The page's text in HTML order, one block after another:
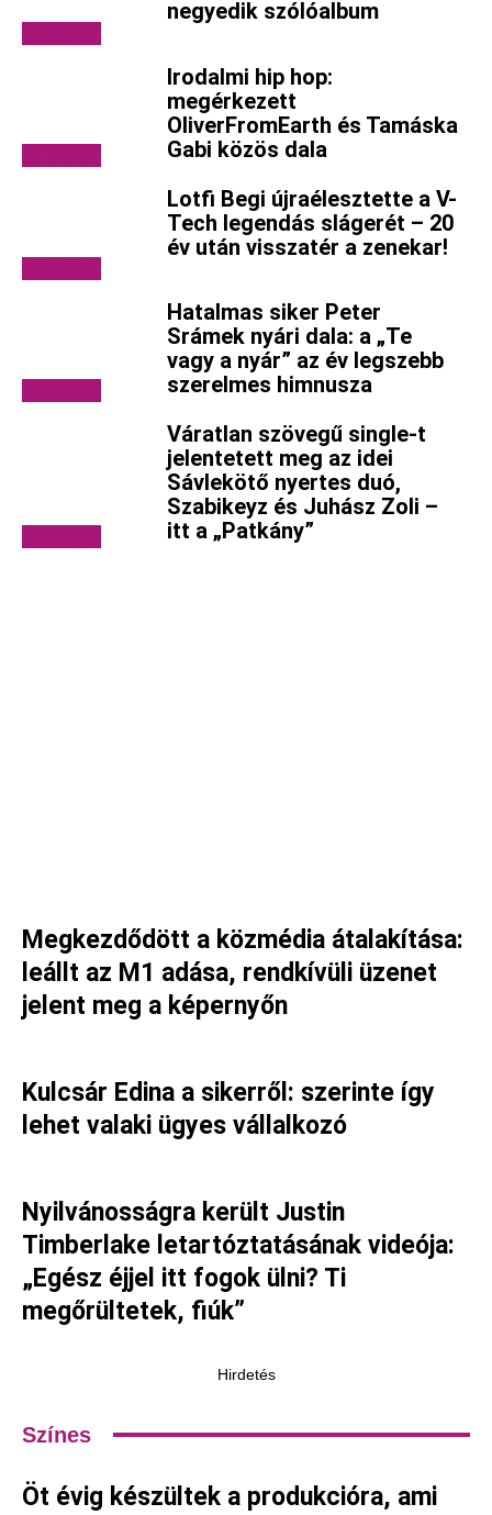
negyedik szólóalbum
Irodalmi hip hop:
megérkezett
OliverFromEarth és Tamáska
Gabi közös dala
Lotfi Begi újraélesztette a V-
Tech legendás slágerét – 20
év után visszatér a zenekar!
Hatalmas siker Peter
Srámek nyári dala: a „Te
vagy a nyár” az év legszebb
szerelmes himnusza
Váratlan szövegű single-t
jelentetett meg az idei
Sávlekötő nyertes duó,
Szabikeyz és Juhász Zoli –
itt a „Patkány”
Megkezdődött a közmédia átalakítása:
leállt az M1 adása, rendkívüli üzenet
jelent meg a képernyőn
Kulcsár Edina a sikerről: szerinte így
lehet valaki ügyes vállalkozó
Nyilvánosságra került Justin
Timberlake letartóztatásának videója:
„Egész éjjel itt fogok ülni? Ti
megőrültetek, fiúk”
Hirdetés
Színes
Öt évig készültek a produkcióra, ami